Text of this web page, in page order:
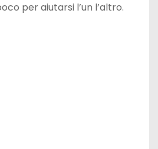
per aiutarsi l’un l’altro.